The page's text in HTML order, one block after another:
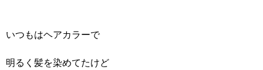
いつもはヘアカラーで
明るく髪を染めてたけど